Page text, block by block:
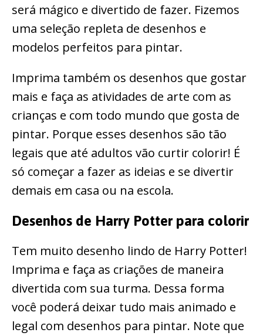
será mágico e divertido de fazer. Fizemos
uma seleção repleta de desenhos e
modelos perfeitos para pintar.
Imprima também os desenhos que gostar
mais e faça as atividades de arte com as
crianças e com todo mundo que gosta de
pintar. Porque esses desenhos são tão
legais que até adultos vão curtir colorir! É
só começar a fazer as ideias e se divertir
demais em casa ou na escola.
Desenhos de Harry Potter para colorir
Tem muito desenho lindo de Harry Potter!
Imprima e faça as criações de maneira
divertida com sua turma. Dessa forma
você poderá deixar tudo mais animado e
legal com desenhos para pintar. Note que